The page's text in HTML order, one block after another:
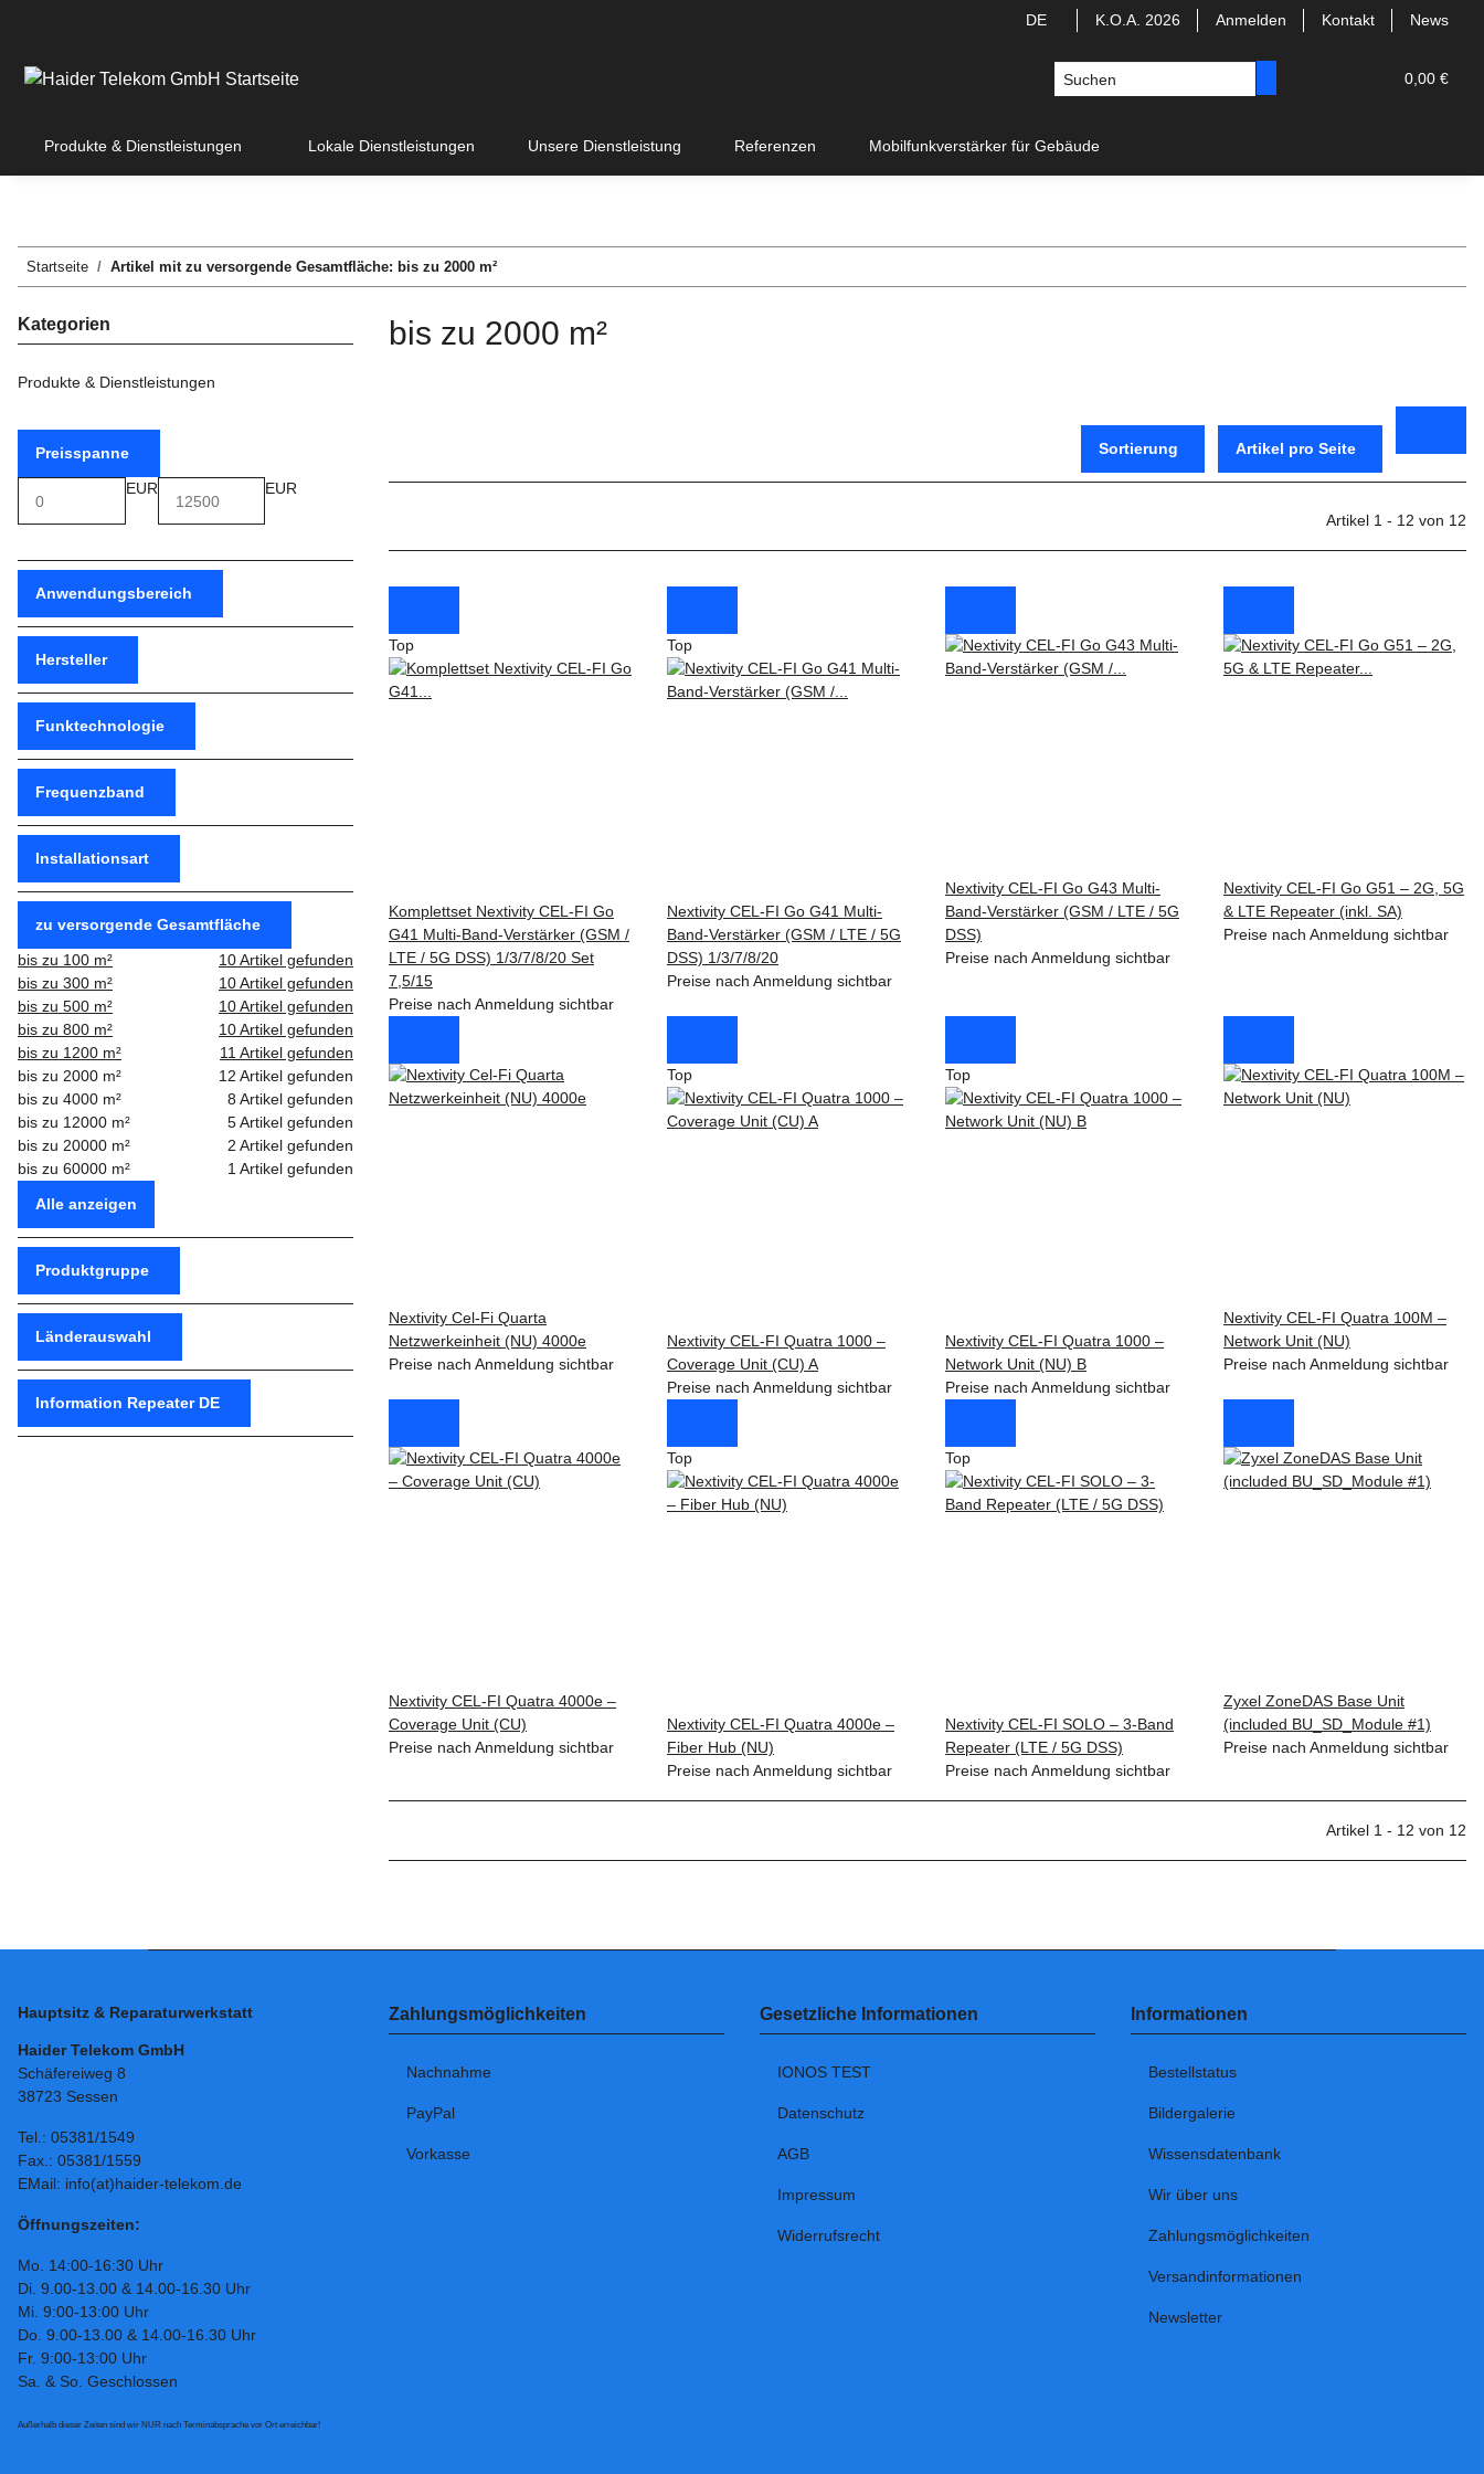
DE K.O.A. 2026 Anmelden Kontakt News
0,00 €
Produkte & Dienstleistungen Lokale Dienstleistungen Unsere Dienstleistung Referenzen Mobilfunkverstärker für Gebäude
Startseite Artikel mit zu versorgende Gesamtfläche: bis zu 2000 m²
bis zu 2000 m²
Sortierung Artikel pro Seite
Artikel 1 - 12 von 12
Top
Komplettset Nextivity CEL-FI Go
G41 Multi-Band-Verstärker (GSM /
LTE / 5G DSS) 1/3/7/8/20 Set
7,5/15
Preise nach Anmeldung sichtbar
Top
Nextivity CEL-FI Go G41 Multi-
Band-Verstärker (GSM / LTE / 5G
DSS) 1/3/7/8/20
Preise nach Anmeldung sichtbar
Nextivity CEL-FI Go G43 Multi-
Band-Verstärker (GSM / LTE / 5G
DSS)
Preise nach Anmeldung sichtbar
Nextivity CEL-FI Go G51 – 2G, 5G
& LTE Repeater (inkl. SA)
Preise nach Anmeldung sichtbar
Nextivity Cel-Fi Quarta
Netzwerkeinheit (NU) 4000e
Preise nach Anmeldung sichtbar
Top
Nextivity CEL-FI Quatra 1000 –
Coverage Unit (CU) A
Preise nach Anmeldung sichtbar
Top
Nextivity CEL-FI Quatra 1000 –
Network Unit (NU) B
Preise nach Anmeldung sichtbar
Nextivity CEL-FI Quatra 100M –
Network Unit (NU)
Preise nach Anmeldung sichtbar
Nextivity CEL-FI Quatra 4000e –
Coverage Unit (CU)
Preise nach Anmeldung sichtbar
Top
Nextivity CEL-FI Quatra 4000e –
Fiber Hub (NU)
Preise nach Anmeldung sichtbar
Top
Nextivity CEL-FI SOLO – 3-Band
Repeater (LTE / 5G DSS)
Preise nach Anmeldung sichtbar
Zyxel ZoneDAS Base Unit
(included BU_SD_Module #1)
Preise nach Anmeldung sichtbar
Artikel 1 - 12 von 12
Kategorien
Produkte & Dienstleistungen
Preisspanne
EUR
EUR
Anwendungsbereich
Hersteller
Funktechnologie
Frequenzband
Installationsart
zu versorgende Gesamtfläche
bis zu 100 m²
10Artikel gefunden
bis zu 300 m²
10Artikel gefunden
bis zu 500 m²
10Artikel gefunden
bis zu 800 m²
10Artikel gefunden
bis zu 1200 m²
11 Artikel gefunden
bis zu 2000 m²
12 Artikel gefunden
bis zu 4000 m²
8 Artikel gefunden
bis zu 12000 m²
5Artikel gefunden
bis zu 20000 m²
2 Artikel gefunden
bis zu 60000 m²
1 Artikel gefunden
Alle anzeigen
Produktgruppe
Länderauswahl
Information Repeater DE
Hauptsitz & Reparaturwerkstatt
Haider Telekom GmbH
Schäfereiweg 8
38723 Sessen
Tel.: 05381/1549
Fax.: 05381/1559
EMail: info(at)haider-telekom.de
Öffnungszeiten:
Mo. 14:00-16:30 Uhr
Di. 9.00-13.00 & 14.00-16.30 Uhr
Mi. 9:00-13:00 Uhr
Do. 9.00-13.00 & 14.00-16.30 Uhr
Fr. 9:00-13:00 Uhr
Sa. & So. Geschlossen
Außerhalb dieser Zeiten sind wir NUR nach Terminabsprache vor Ort erreichbar!
Zahlungsmöglichkeiten
Nachnahme
PayPal
Vorkasse
Gesetzliche Informationen
IONOS TEST
Datenschutz
AGB
Impressum
Widerrufsrecht
Informationen
Bestellstatus
Bildergalerie
Wissensdatenbank
Wir über uns
Zahlungsmöglichkeiten
Versandinformationen
Newsletter